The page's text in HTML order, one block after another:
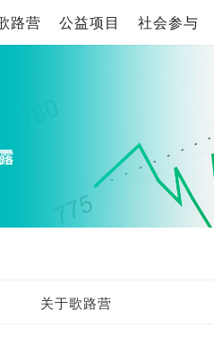
路营 公益项目 社会参与
关于歌路营